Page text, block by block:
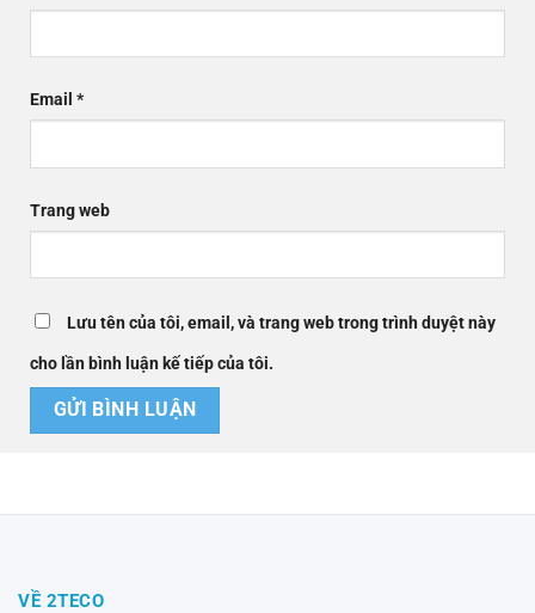
Email *
Trang web
Lưu tên của tôi, email, và trang web trong trình duyệt này
cho lần bình luận kế tiếp của tôi.
VỀ 2TECO